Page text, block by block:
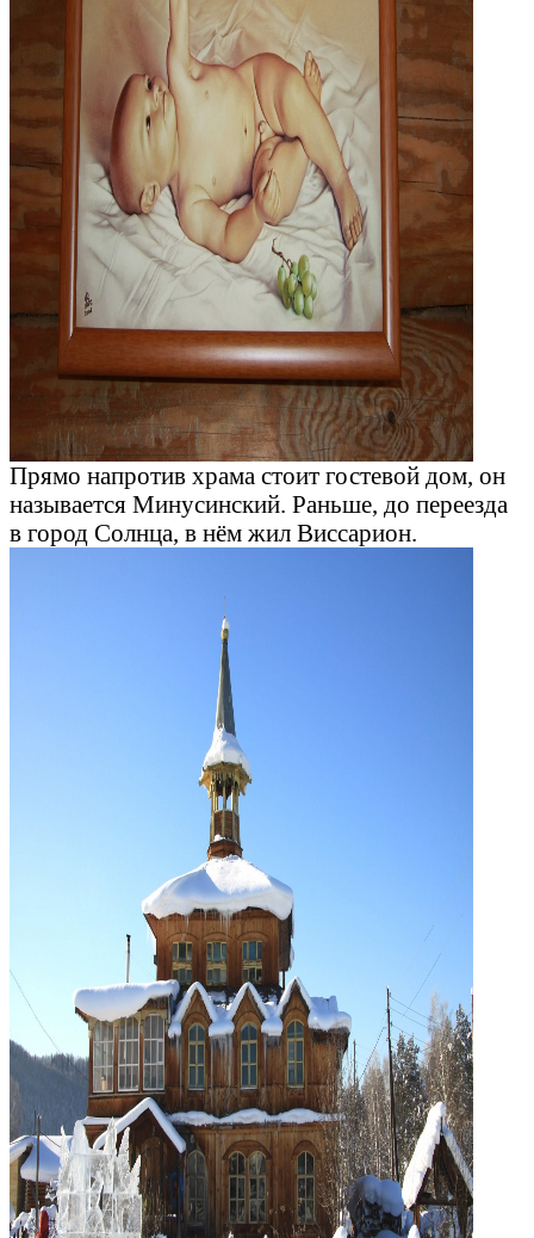
Прямо напротив храма стоит гостевой дом, он
называется Минусинский. Раньше, до переезда
в город Солнца, в нём жил Виссарион.